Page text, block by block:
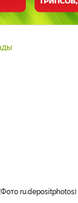
Фото ru.depositphotos